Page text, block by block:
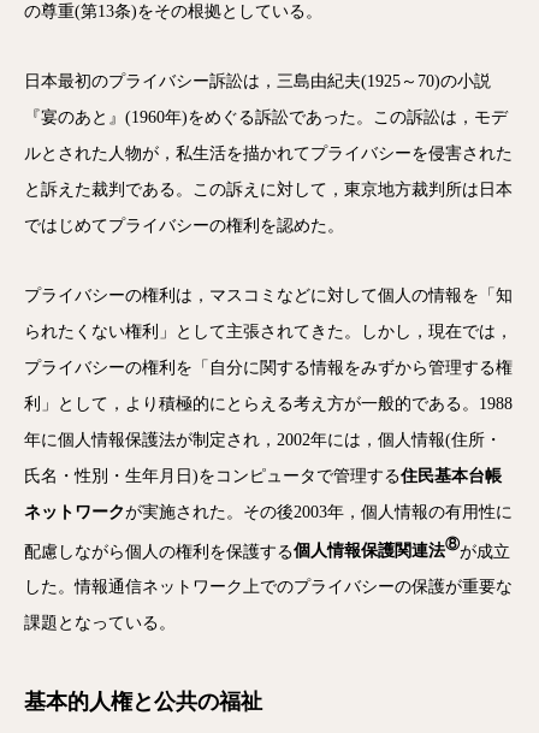
の尊重(第13条)をその根拠としている。
日本最初のプライバシー訴訟は，三島由紀夫(1925～70)の小説
『宴のあと』(1960年)をめぐる訴訟であった。この訴訟は，モデ
ルとされた人物が，私生活を描かれてプライバシーを侵害された
と訴えた裁判である。この訴えに対して，東京地方裁判所は日本
ではじめてプライバシーの権利を認めた。
プライバシーの権利は，マスコミなどに対して個人の情報を「知
られたくない権利」として主張されてきた。しかし，現在では，
プライバシーの権利を「自分に関する情報をみずから管理する権
利」として，より積極的にとらえる考え方が一般的である。1988
年に個人情報保護法が制定され，2002年には，個人情報(住所・
氏名・性別・生年月日)をコンピュータで管理する住民基本台帳
ネットワークが実施された。その後2003年，個人情報の有用性に
配慮しながら個人の権利を保護する個人情報保護関連法⑧が成立
した。情報通信ネットワーク上でのプライバシーの保護が重要な
課題となっている。
基本的人権と公共の福祉